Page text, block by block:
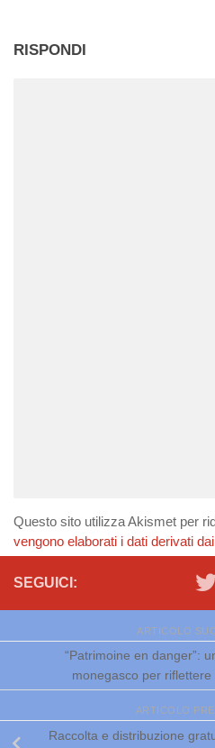
RISPONDI
Questo sito utilizza Akismet per
vengono elaborati i dati derivati
SEGUICI:
ARTICOLO
“Patrimoine en danger”:
monegasco per
ARTICOLO
Raccolta e distribuzione